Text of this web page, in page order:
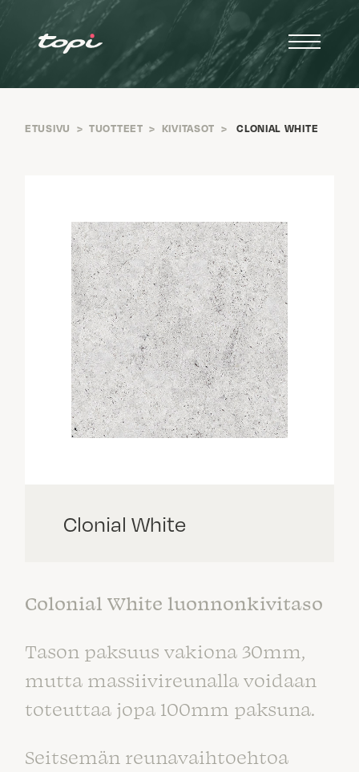
ETUSIVU > TUOTTEET > KIVITASOT > CLONIAL WHITE
Clonial White
Colonial White luonnonkivitaso
Tason paksuus vakiona 30mm,
mutta massiivireunalla voidaan
toteuttaa jopa 100mm paksuna.
Seitsemän reunavaihtoehtoa